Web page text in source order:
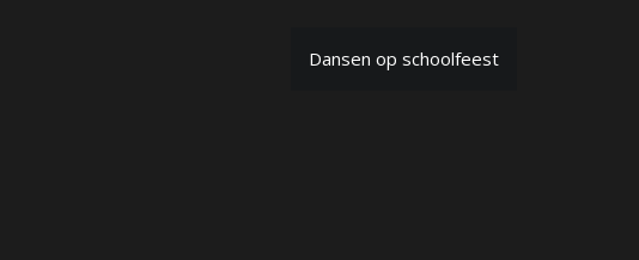
Dansen op schoolfeest